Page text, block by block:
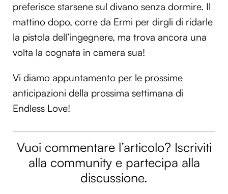
preferisce starsene sul divano senza dormire. Il
mattino dopo, corre da Ermi per dirgli di ridarle
la pistola dell’ingegnere, ma trova ancora una
volta la cognata in camera sua!
Vi diamo appuntamento per le prossime
anticipazioni della prossima settimana di
Endless Love!
Vuoi commentare l’articolo? Iscriviti
alla community e partecipa alla
discussione.